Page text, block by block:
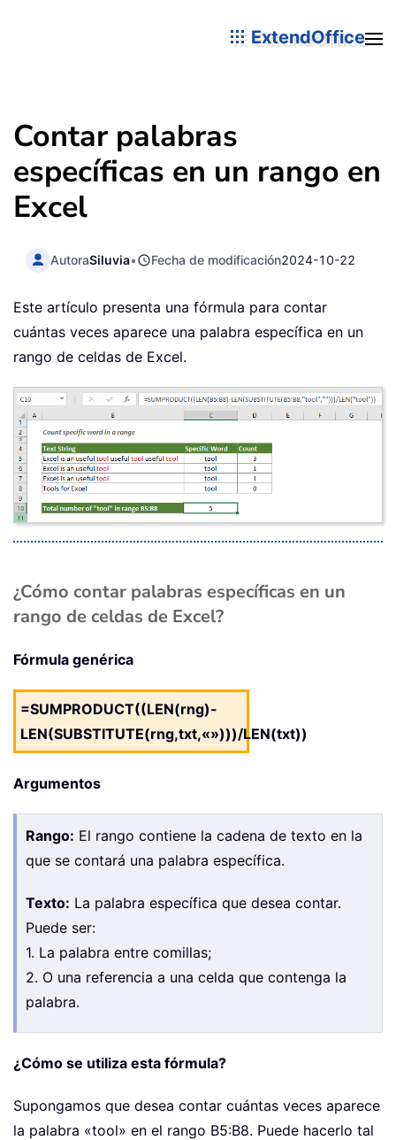
ExtendOffice
Contar palabras
específicas en un rango en
Excel
AutoraSiluvia• Fecha de modificación2024-10-22
Este artículo presenta una fórmula para contar
cuántas veces aparece una palabra específica en un
rango de celdas de Excel.
¿Cómo contar palabras específicas en un
rango de celdas de Excel?
Fórmula genérica
=SUMPRODUCT((LEN(rng)-
LEN(SUBSTITUTE(rng,txt,«»)))/LEN(txt))
Argumentos
Rango: El rango contiene la cadena de texto en la
que se contará una palabra específica.
Texto: La palabra específica que desea contar.
Puede ser:
1. La palabra entre comillas;
2. O una referencia a una celda que contenga la
palabra.
¿Cómo se utiliza esta fórmula?
Supongamos que desea contar cuántas veces aparece
la palabra «tool» en el rango B5:B8. Puede hacerlo tal